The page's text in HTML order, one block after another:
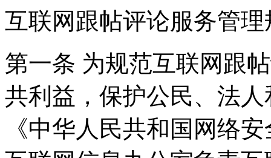
互联网跟帖评论服务管理
第一条 为规范互联网跟
共利益，保护公民、法
《中华人民共和国网络